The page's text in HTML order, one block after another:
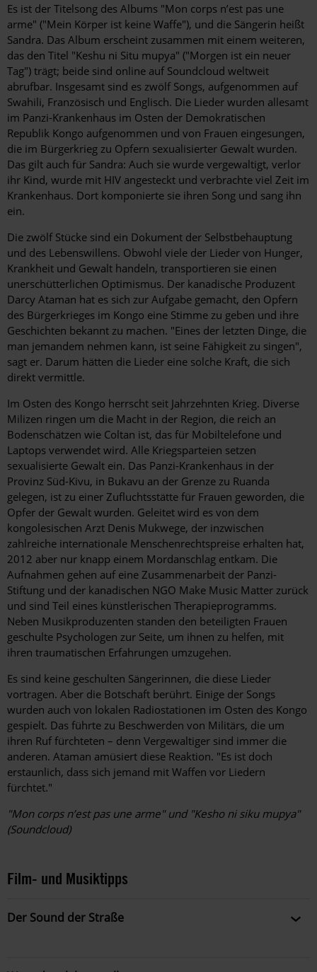
Es ist der Titelsong des Albums "Mon corps n’est pas une
arme" ("Mein Körper ist keine Waffe"), und die Sängerin heißt
Sandra. Das Album erscheint zusammen mit einem weiteren,
das den Titel "Keshu ni Situ mupya" ("Morgen ist ein neuer
Tag") trägt; beide sind online auf Soundcloud weltweit
abrufbar. Insgesamt sind es zwölf Songs, aufgenommen auf
Swahili, Französisch und Englisch. Die Lieder wurden allesamt
im Panzi-Krankenhaus im Osten der Demokratischen
Republik Kongo aufgenommen und von Frauen eingesungen,
die im Bürgerkrieg zu Opfern sexualisierter Gewalt wurden.
Das gilt auch für Sandra: Auch sie wurde vergewaltigt, verlor
ihr Kind, wurde mit HIV angesteckt und verbrachte viel Zeit im
Krankenhaus. Dort komponierte sie ihren Song und sang ihn
ein.
Die zwölf Stücke sind ein Dokument der Selbstbehauptung
und des Lebenswillens. Obwohl viele der Lieder von Hunger,
Krankheit und Gewalt handeln, transportieren sie einen
unerschütterlichen Optimismus. Der kanadische Produzent
Darcy Ataman hat es sich zur Aufgabe gemacht, den Opfern
des Bürgerkrieges im Kongo eine Stimme zu geben und ihre
Geschichten bekannt zu machen. "Eines der letzten Dinge, die
man jemandem nehmen kann, ist seine Fähigkeit zu singen",
sagt er. Darum hätten die Lieder eine solche Kraft, die sich
direkt vermittle.
Im Osten des Kongo herrscht seit Jahrzehnten Krieg. Diverse
Milizen ringen um die Macht in der Region, die reich an
Bodenschätzen wie Coltan ist, das für Mobiltelefone und
Laptops verwendet wird. Alle Kriegsparteien setzen
sexualisierte Gewalt ein. Das Panzi-Krankenhaus in der
Provinz Süd-Kivu, in Bukavu an der Grenze zu Ruanda
gelegen, ist zu einer Zufluchtsstätte für Frauen geworden, die
Opfer der Gewalt wurden. Geleitet wird es von dem
kongolesischen Arzt Denis Mukwege, der inzwischen
zahlreiche internationale Menschenrechtspreise erhalten hat,
2012 aber nur knapp einem Mordanschlag entkam. Die
Aufnahmen gehen auf eine Zusammenarbeit der Panzi-
Stiftung und der kanadischen NGO Make Music Matter zurück
und sind Teil eines künstlerischen Therapieprogramms.
Neben Musikproduzenten standen den beteiligten Frauen
geschulte Psychologen zur Seite, um ihnen zu helfen, mit
ihren traumatischen Erfahrungen umzugehen.
Es sind keine geschulten Sängerinnen, die diese Lieder
vortragen. Aber die Botschaft berührt. Einige der Songs
wurden auch von lokalen Radiostationen im Osten des Kongo
gespielt. Das führte zu Beschwerden von Militärs, die um
ihren Ruf fürchteten – denn Vergewaltiger sind immer die
anderen. Ataman amüsiert diese Reaktion. "Es ist doch
erstaunlich, dass sich jemand mit Waffen vor Liedern
fürchtet."
"Mon corps n’est pas une arme" und "Kesho ni siku mupya"
(Soundcloud)
Film- und Musiktipps
Der Sound der Straße